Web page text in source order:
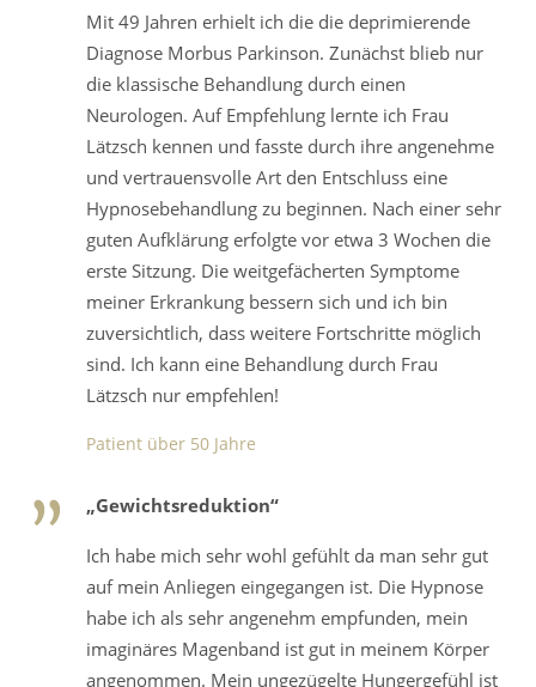
Mit 49 Jahren erhielt ich die die deprimierende
Diagnose Morbus Parkinson. Zunächst blieb nur
die klassische Behandlung durch einen
Neurologen. Auf Empfehlung lernte ich Frau
Lätzsch kennen und fasste durch ihre angenehme
und vertrauensvolle Art den Entschluss eine
Hypnosebehandlung zu beginnen. Nach einer sehr
guten Aufklärung erfolgte vor etwa 3 Wochen die
erste Sitzung. Die weitgefächerten Symptome
meiner Erkrankung bessern sich und ich bin
zuversichtlich, dass weitere Fortschritte möglich
sind. Ich kann eine Behandlung durch Frau
Lätzsch nur empfehlen!
Patient über 50 Jahre
„Gewichtsreduktion“
Ich habe mich sehr wohl gefühlt da man sehr gut
auf mein Anliegen eingegangen ist. Die Hypnose
habe ich als sehr angenehm empfunden, mein
imaginäres Magenband ist gut in meinem Körper
angenommen. Mein ungezügelte Hungergefühl ist